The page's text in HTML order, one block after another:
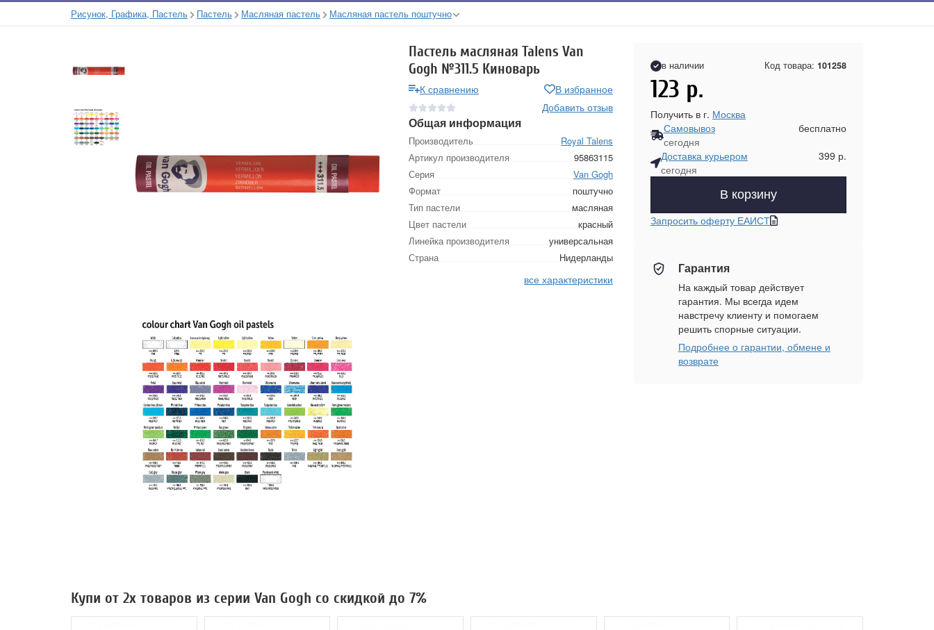
Рисунок, Графика, Пастель Пастель Масляная пастель Масляная пастель поштучно
Пастель масляная Talens Van
Gogh №311.5 Киноварь
К сравнению
В избранное
Добавить отзыв
Общая информация
Производитель
Royal Talens
Артикул производителя
95863115
Серия
Van Gogh
Формат
поштучно
Тип пастели
масляная
Цвет пастели
красный
Линейка производителя
универсальная
Страна
Нидерланды
все характеристики
в наличии Код товара: 101258
123 р.
Получить в г. Москва
Самовывоз
сегодня
бесплатно
Доставка курьером
сегодня
399 р.
В корзину
Запросить оферту ЕАИСТ
Гарантия
На каждый товар действует
гарантия. Мы всегда идем
навстречу клиенту и помогаем
решить спорные ситуации.
Подробнее о гарантии, обмене и
возврате
Купи от 2х товаров из серии Van Gogh со скидкой до 7%